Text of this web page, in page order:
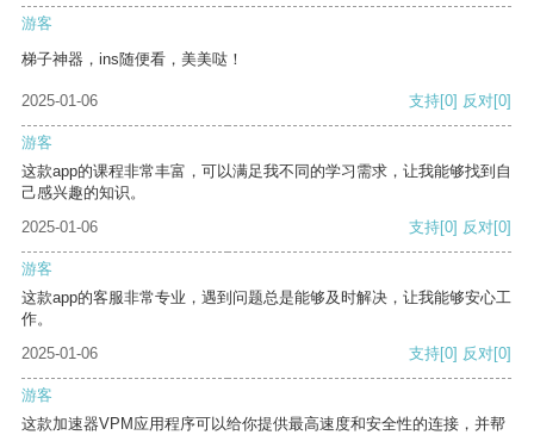
游客
梯子神器，ins随便看，美美哒！
2025-01-06 支持[0] 反对[0]
游客
这款app的课程非常丰富，可以满足我不同的学习需求，让我能够找到自
己感兴趣的知识。
2025-01-06
支持[0] 反对[0]
游客
这款app的客服非常专业，遇到问题总是能够及时解决，让我能够安心工
作。
2025-01-06
支持[0] 反对[0]
游客
这款加速器VPM应用程序可以给你提供最高速度和安全性的连接，并帮